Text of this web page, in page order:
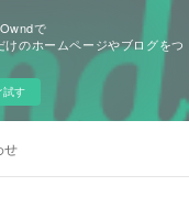
で
けのホームページやブログをつ
試す
せ